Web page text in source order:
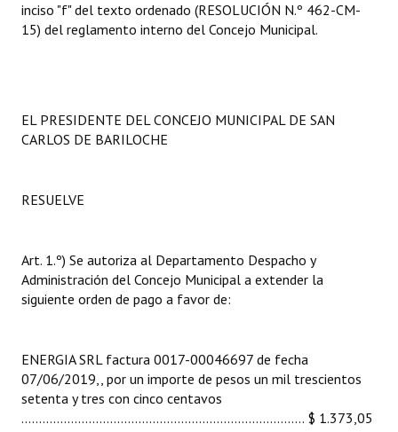
NORMATIVA
Resoluciones
INSTITUCIONAL
Noticias Destacadas
Datos Históricos
Premio al Mérito - Registro
Audiencias Públicas - Registro
inciso "f" del texto ordenado (RESOLUCIÓN N.º 462-CM-
15) del reglamento interno del Concejo Municipal.
EL PRESIDENTE DEL CONCEJO MUNICIPAL DE SAN
CARLOS DE BARILOCHE
RESUELVE
Art. 1.º) Se autoriza al Departamento Despacho y
Administración del Concejo Municipal a extender la
siguiente orden de pago a favor de:
ENERGIA SRL factura 0017-00046697 de fecha
07/06/2019,, por un importe de pesos un mil trescientos
setenta y tres con cinco centavos
................................................................................ $ 1.373,05